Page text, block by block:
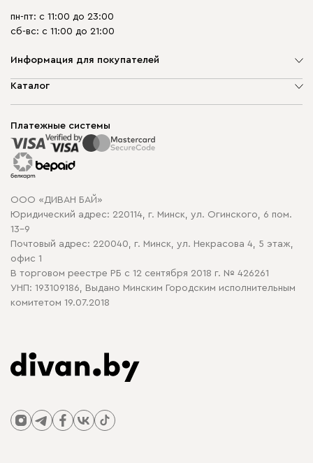
пн-пт: с 11:00 до 23:00
сб-вс: с 11:00 до 21:00
Информация для покупателей
О компании
Способы оплаты
Рассрочка и кредит
Гарантия
Карта сайта
Политика конфиденциальности
Политика в отношении обработки cookie
Каталог
Корпусная мебель
Распродажа мебели
Платежные системы
ООО «ДИВАН БАЙ»
Юридический адрес: 220114, г. Минск, ул. Огинского, 6 пом.
13-9
Почтовый адрес: 220040, г. Минск, ул. Некрасова 4, 5 этаж,
офис 1
В торговом реестре РБ с 12 сентября 2018 г. № 426261
УНП: 193109186, Выдано Минским Городским исполнительным
комитетом 19.07.2018